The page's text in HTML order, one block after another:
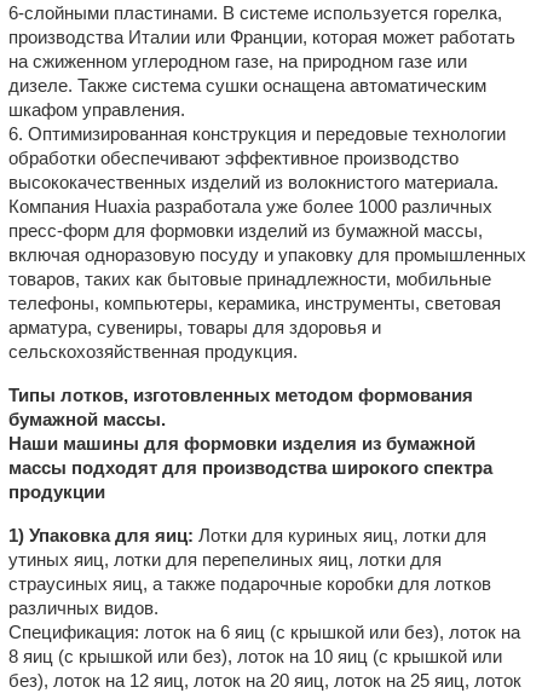
6-слойными пластинами. В системе используется горелка,
производства Италии или Франции, которая может работать
на сжиженном углеродном газе, на природном газе или
дизеле. Также система сушки оснащена автоматическим
шкафом управления.
6. Оптимизированная конструкция и передовые технологии
обработки обеспечивают эффективное производство
высококачественных изделий из волокнистого материала.
Компания Huaxia разработала уже более 1000 различных
пресс-форм для формовки изделий из бумажной массы,
включая одноразовую посуду и упаковку для промышленных
товаров, таких как бытовые принадлежности, мобильные
телефоны, компьютеры, керамика, инструменты, световая
арматура, сувениры, товары для здоровья и
сельскохозяйственная продукция.
Типы лотков, изготовленных методом формования
бумажной массы.
Наши машины для формовки изделия из бумажной
массы подходят для производства широкого спектра
продукции
1) Упаковка для яиц: Лотки для куриных яиц, лотки для
утиных яиц, лотки для перепелиных яиц, лотки для
страусиных яиц, а также подарочные коробки для лотков
различных видов.
Спецификация: лоток на 6 яиц (с крышкой или без), лоток на
8 яиц (с крышкой или без), лоток на 10 яиц (с крышкой или
без), лоток на 12 яиц, лоток на 20 яиц, лоток на 25 яиц, лоток